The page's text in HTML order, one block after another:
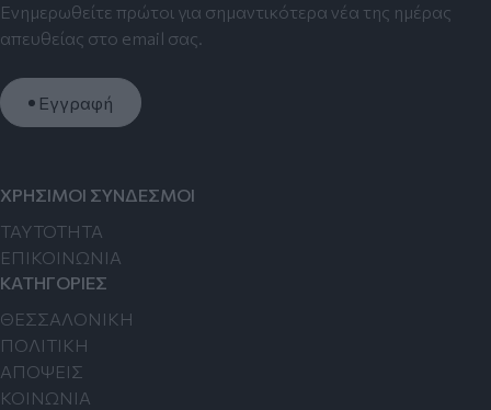
Ενημερωθείτε πρώτοι για σημαντικότερα νέα της ημέρας
απευθείας στο email σας.
Εγγραφή
ΧΡΗΣΙΜΟΙ ΣΥΝΔΕΣΜΟΙ
TAYTOTHTA
ΕΠΙΚΟΙΝΩΝΙΑ
ΚΑΤΗΓΟΡΙΕΣ
ΘΕΣΣΑΛΟΝΙΚΗ
ΠΟΛΙΤΙΚΗ
ΑΠΟΨΕΙΣ
ΚΟΙΝΩΝΙΑ